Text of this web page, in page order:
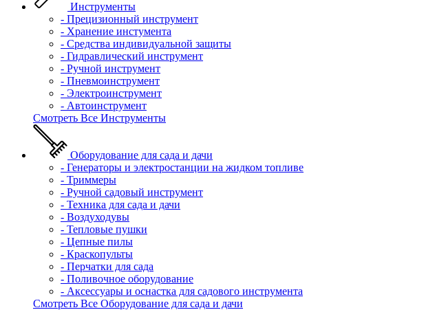
Инструменты
- Прецизионный инструмент
- Хранение инстумента
- Средства индивидуальной защиты
- Гидравлический инструмент
- Ручной инструмент
- Пневмоинструмент
- Электроинструмент
- Автоинструмент
Смотреть Все Инструменты
Оборудование для сада и дачи
- Генераторы и электростанции на жидком топливе
- Триммеры
- Ручной садовый инструмент
- Техника для сада и дачи
- Воздуходувы
- Тепловые пушки
- Цепные пилы
- Краскопульты
- Перчатки для сада
- Поливочное оборудование
- Аксессуары и оснастка для садового инструмента
Смотреть Все Оборудование для сада и дачи